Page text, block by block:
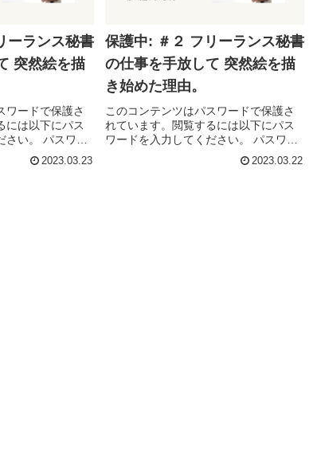
ーランス秘書
突然絵を描
ワードで保護さ
には以下にパス
い。 パスワー
2023.03.23
保護中: ＃２ フリーランス秘書
の仕事を手放して 突然絵を描
き始めた理由。
このコンテンツはパスワードで保護さ
れています。閲覧するには以下にパス
ワードを入力してください。 パスワー
2023.03.22